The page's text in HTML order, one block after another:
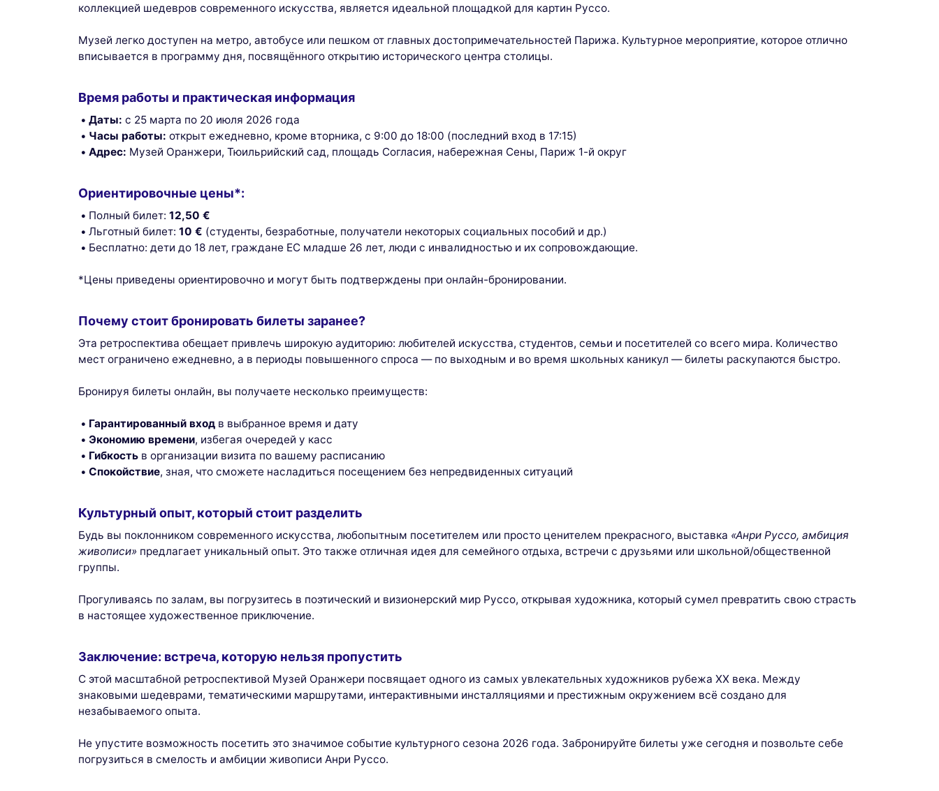
коллекцией шедевров современного искусства, является идеальной площадкой для картин Руссо.
Музей легко доступен на метро, автобусе или пешком от главных достопримечательностей Парижа. Культурное мероприятие, которое отлично
вписывается в программу дня, посвящённого открытию исторического центра столицы.
Время работы и практическая информация
Даты: с 25 марта по 20 июля 2026 года
Часы работы: открыт ежедневно, кроме вторника, с 9:00 до 18:00 (последний вход в 17:15)
Адрес: Музей Оранжери, Тюильрийский сад, площадь Согласия, набережная Сены, Париж 1-й округ
Ориентировочные цены*:
Полный билет:12,50 €
Льготный билет:10 € (студенты, безработные, получатели некоторых социальных пособий и др.)
Бесплатно: дети до 18 лет, граждане ЕС младше 26 лет, люди с инвалидностью и их сопровождающие.
*Цены приведены ориентировочно и могут быть подтверждены при онлайн-бронировании.
Почему стоит бронировать билеты заранее?
Эта ретроспектива обещает привлечь широкую аудиторию: любителей искусства, студентов, семьи и посетителей со всего мира. Количество
мест ограничено ежедневно, а в периоды повышенного спроса — по выходным и во время школьных каникул — билеты раскупаются быстро.
Бронируя билеты онлайн, вы получаете несколько преимуществ:
Гарантированный вход в выбранное время и дату
Экономию времени, избегая очередей у касс
Гибкость в организации визита по вашему расписанию
Спокойствие, зная, что сможете насладиться посещением без непредвиденных ситуаций
Культурный опыт, который стоит разделить
Будь вы поклонником современного искусства, любопытным посетителем или просто ценителем прекрасного, выставка «Анри Руссо, амбиция
живописи» предлагает уникальный опыт. Это также отличная идея для семейного отдыха, встречи с друзьями или школьной/общественной
группы.
Прогуливаясь по залам, вы погрузитесь в поэтический и визионерский мир Руссо, открывая художника, который сумел превратить свою страсть
в настоящее художественное приключение.
Заключение: встреча, которую нельзя пропустить
С этой масштабной ретроспективой Музей Оранжери посвящает одного из самых увлекательных художников рубежа XX века. Между
знаковыми шедеврами, тематическими маршрутами, интерактивными инсталляциями и престижным окружением всё создано для
незабываемого опыта.
Не упустите возможность посетить это значимое событие культурного сезона 2026 года. Забронируйте билеты уже сегодня и позвольте себе
погрузиться в смелость и амбиции живописи Анри Руссо.